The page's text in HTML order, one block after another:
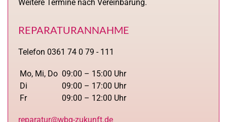
Weitere Termine nach Vereinbarung.
REPARATURANNAHME
Telefon 0361 74 0 79 - 111
Mo, Mi, Do 09:00 – 15:00 Uhr
Di
09:00 – 17:00 Uhr
Fr
09:00 – 12:00 Uhr
reparatur@wbg-zukunft.de